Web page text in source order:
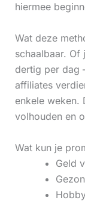
hiermee
Wat deze
schaalbaar.
dertig per dag
affiliates
enkele weken.
volhouden en
Wat kun je
Geld